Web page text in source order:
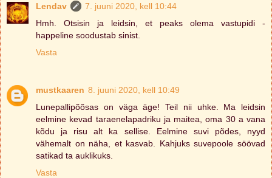
Lendav
7. juuni 2020, kell 10:44
Hmh. Otsisin ja leidsin, et peaks olema vastupidi -
happeline soodustab sinist.
Vasta
mustkaaren 8. juuni 2020, kell 10:49
Lunepallipõõsas on väga äge! Teil nii uhke. Ma leidsin
eelmine kevad taraenelapadriku ja maitea, oma 30 a vana
kõdu ja risu alt ka sellise. Eelmine suvi põdes, nyyd
vähemalt on näha, et kasvab. Kahjuks suvepoole söövad
satikad ta auklikuks.
Vasta